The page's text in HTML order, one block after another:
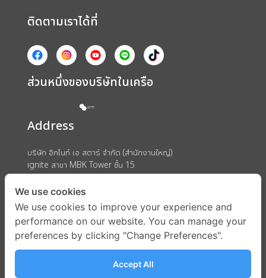
ติดตามเราได้ที่
ส่วนหนึ่งของบริษัทในเครือ
Address
บริษัท อิกไนท์ เอ สตาร์ จำกัด (สำนักงานใหญ่)
ignite สาขา MBK Tower ชั้น 15
ถนนพญาไท แขวงวังใหม่ เขตปทุมวัน กรุงเทพมหานคร 10330
We use cookies
We use cookies to improve your experience and
performance on our website. You can manage your
preferences by clicking "Change Preferences".
Accept All